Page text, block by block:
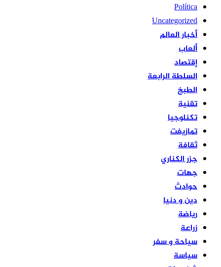
Política
Uncategorized
أخبار العالم
ألعاب
إقتصاد
السلطة الرابعة
الطبخ
تقنية
تكنلوجيا
تمازيغت
ثقافة
جزر الكناري
جهات
حوادث
دين و دنيا
رياضة
زراعة
سياحة و سفر
سياسة